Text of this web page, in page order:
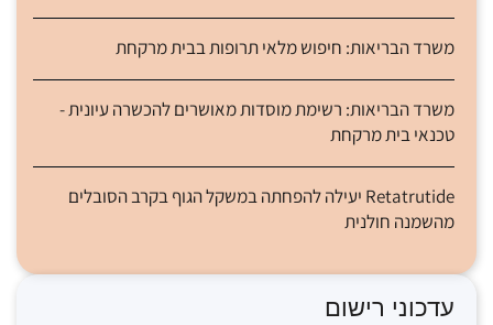
משרד הבריאות: חיפוש מלאי תרופות בבית מרקחת
משרד הבריאות: רשימת מוסדות מאושרים להכשרה עיונית -
טכנאי בית מרקחת
Retatrutide יעילה להפחתה במשקל הגוף בקרב הסובלים
מהשמנה חולנית
עדכוני רישום